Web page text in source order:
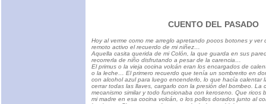
CUENTO DEL PASADO
Hoy al verme como me arreglo apretando pocos botones y ver
remoto activo el recuerdo de mi niñez…
Aquella casita querida de mi Colón, la que guarda en sus
recorrerla de niño disfrutando a pesar de la carencia…
El primus o la vieja cocina volcán eran los encargados de
o la leche… El primero recuerdo que tenía un sombrerito en
con alcohol azul para luego encenderlo, lo que hacía calentar
cerrar todas las llaves, cargarlo con la presión del bombeo. La
mecanismo similar y todo funcionaba con keroseno. Que ricos
mi madre en esa cocina volcán, o los pollos dorados junto al